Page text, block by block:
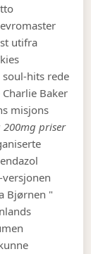
utifra
hits rede
Baker
misjons
200mg priser
Bjørnen "